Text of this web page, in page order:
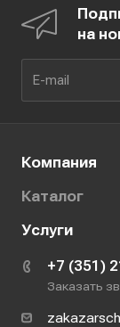
на
Компания
Каталог
Услуги
+7 (351)
Заказать